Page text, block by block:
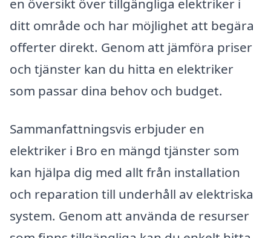
ditt område och har möjlighet att begära
offerter direkt. Genom att jämföra priser
och tjänster kan du hitta en elektriker
som passar dina behov och budget.
Sammanfattningsvis erbjuder en
elektriker i Bro en mängd tjänster som
kan hjälpa dig med allt från installation
och reparation till underhåll av elektriska
system. Genom att använda de resurser